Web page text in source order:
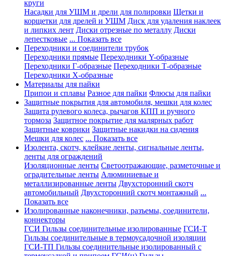
круги
Насадки для УШМ и дрели для полировки Щетки и
корщетки для дрелей и УШМ Диск для удаления наклеек
и липких лент Диски отрезные по металлу Диски
лепестковые ... Показать все
Переходники и соединители трубок
Переходники прямые Переходники Y-образные
Переходники Г-образные Переходники Т-образные
Переходники Х-образные
Материалы для пайки
Припои и сплавы Разное для пайки Флюсы для пайки
Защитные покрытия для автомобиля, мешки для колес
Защита рулевого колеса, рычагов КПП и ручного
тормоза Защитное покрытие для малярных работ
Защитные коврики Защитные накидки на сидения
Мешки для колес ... Показать все
Изолента, скотч, клейкие ленты, сигнальные ленты,
ленты для ограждений
Изоляционные ленты Светоотражающие, разметочные и
оградительные ленты Алюминиевые и
металлизированные ленты Двухсторонний скотч
автомобильный Двухсторонний скотч монтажный ...
Показать все
Изолированные наконечники, разъемы, соединители,
коннекторы
ГСИ Гильзы соединительные изолированные ГСИ-Т
Гильзы соединительные в термоусадочной изоляции
ГСИ-ТП Гильзы соединительные изолированный с